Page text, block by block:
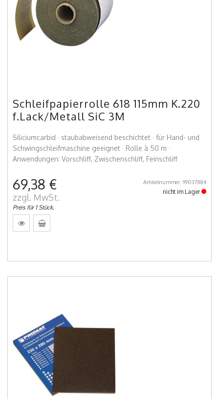
Schleifpapierrolle 618 115mm K.220
f.Lack/Metall SiC 3M
Siliciumcarbid · staubabweisend beschichtet · für Hand- und
Schwingschleifmaschine geeignet · Rolle à 50 m ·
Anwendungen: Vorschliff, Zwischenschliff, Feinschliff
69,38 €
zzgl. MwSt.
Preis für 1 Stück.
Artikelnummer: 99037884
nicht im Lager